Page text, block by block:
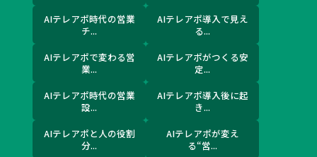
AIテレアポ時代の営業
チ...
AIテレアポ導入で見え
る...
AIテレアポで変わる営
業...
AIテレアポがつくる安
定...
AIテレアポ時代の営業
設...
AIテレアポ導入後に起
き...
AIテレアポと人の役割
分...
AIテレアポが変え
る“営...